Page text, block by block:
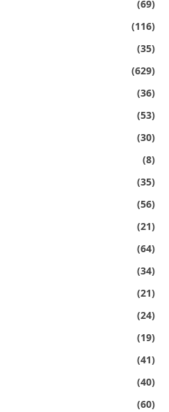
(69)
(116)
(35)
(629)
(36)
(53)
(30)
(8)
(35)
(56)
(21)
(64)
(34)
(21)
(24)
(19)
(41)
(40)
(60)